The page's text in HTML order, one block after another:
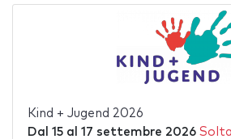
Kind + Jugend 2026
Dal 15al 17 settembre 2026